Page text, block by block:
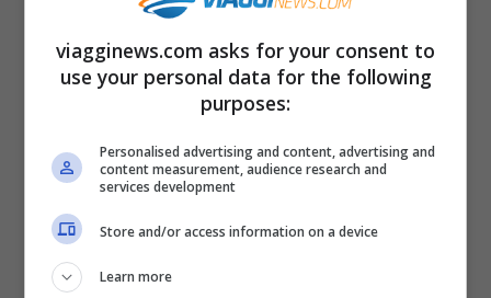
Politecnico di Torino. Il suo progetto si
chiama “Infrared NYC”: Pettigiani ha
realizzato le immagini utilizzando la
catturare le lunghezze d’onda non visibili
generalmente all’occhio umano. Il risultato
è determinato da una spiegazione
scientifica: la clorofilla delle piante e degli
viagginews.com asks for your consent to
use your personal data for the following
purposes:
Personalised advertising and content, advertising and
content measurement, audience research and
services development
Store and/or access information on a device
Learn more